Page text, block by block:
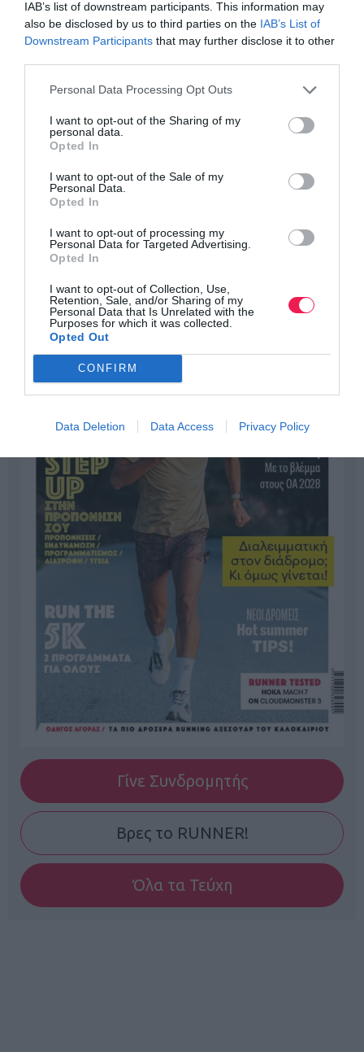
IAB’s list of downstream participants. This information may
also be disclosed by us to third parties on the IAB’s List of
Downstream Participants that may further disclose it to other
Personal Data Processing Opt Outs
I want to opt-out of the Sharing of my
personal data.
Opted In
I want to opt-out of the Sale of my
Personal Data.
Opted In
I want to opt-out of processing my
Personal Data for Targeted Advertising.
Opted In
I want to opt-out of Collection, Use,
Retention, Sale, and/or Sharing of my
Personal Data that Is Unrelated with the
Purposes for which it was collected.
Opted Out
CONFIRM
Data Deletion Data Access Privacy Policy
Γίνε Συνδρομητής
Βρες το RUNNER!
Όλα τα Τεύχη